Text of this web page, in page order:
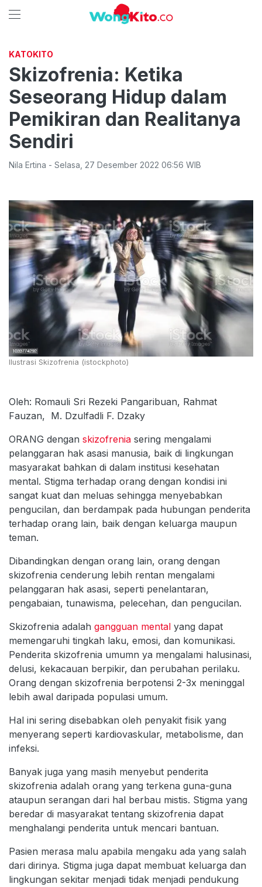
KATOKITO
Skizofrenia: Ketika
Seseorang Hidup dalam
Pemikiran dan Realitanya
Sendiri
Nila Ertina - Selasa 27 Desember 2022 06:56 WIB
Ilustrasi Skizofrenia (istockphoto)
Oleh: Romauli Sri Rezeki Pangaribuan, Rahmat
Fauzan, M. Dzulfadli F. Dzaky
ORANG dengan skizofrenia sering mengalami
pelanggaran hak asasi manusia, baik di lingkungan
masyarakat bahkan di dalam institusi kesehatan
mental. Stigma terhadap orang dengan kondisi ini
sangat kuat dan meluas sehingga menyebabkan
pengucilan, dan berdampak pada hubungan penderita
terhadap orang lain, baik dengan keluarga maupun
teman.
Dibandingkan dengan orang lain, orang dengan
skizofrenia cenderung lebih rentan mengalami
pelanggaran hak asasi, seperti penelantaran,
pengabaian, tunawisma, pelecehan, dan pengucilan.
Skizofrenia adalah gangguan mental yang dapat
memengaruhi tingkah laku, emosi, dan komunikasi.
Penderita skizofrenia umumn ya mengalami halusinasi,
delusi, kekacauan berpikir, dan perubahan perilaku.
Orang dengan skizofrenia berpotensi 2-3x meninggal
lebih awal daripada populasi umum.
Hal ini sering disebabkan oleh penyakit fisik yang
menyerang seperti kardiovaskular, metabolisme, dan
infeksi.
Banyak juga yang masih menyebut penderita
skizofrenia adalah orang yang terkena guna-guna
ataupun serangan dari hal berbau mistis. Stigma yang
beredar di masyarakat tentang skizofrenia dapat
menghalangi penderita untuk mencari bantuan.
Pasien merasa malu apabila mengaku ada yang salah
dari dirinya. Stigma juga dapat membuat keluarga dan
lingkungan sekitar menjadi tidak menjadi pendukung